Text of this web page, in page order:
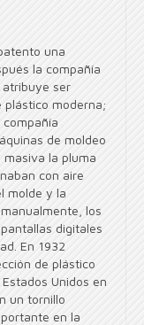
una
la compañía
atribuye ser
plástico moderna;
de moldeo
la pluma
con aire
molde y la
los
digitales
En 1932
de plástico
Unidos en
un tornillo
en la